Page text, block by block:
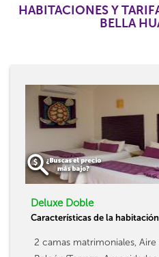
HABITACIONES Y
BELLA
Deluxe Doble
Características de la habitación
2 camas matrimoniales,